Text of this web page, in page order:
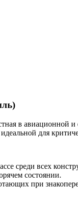
в
для
среди всех
состоянии.
при